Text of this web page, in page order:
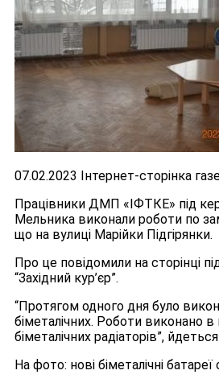
07.02.2023 Інтернет-сторінка
Працівники ДМП «ІФТКЕ» під
Мельника виконали роботи по
що на вулиці Марійки Підгірянки.
Про це повідомили на сторінці
“Західний кур’єр”.
“Протягом одного дня було
біметалічних. Роботи виконано
біметалічних радіаторів”,
На фото: нові біметалічні